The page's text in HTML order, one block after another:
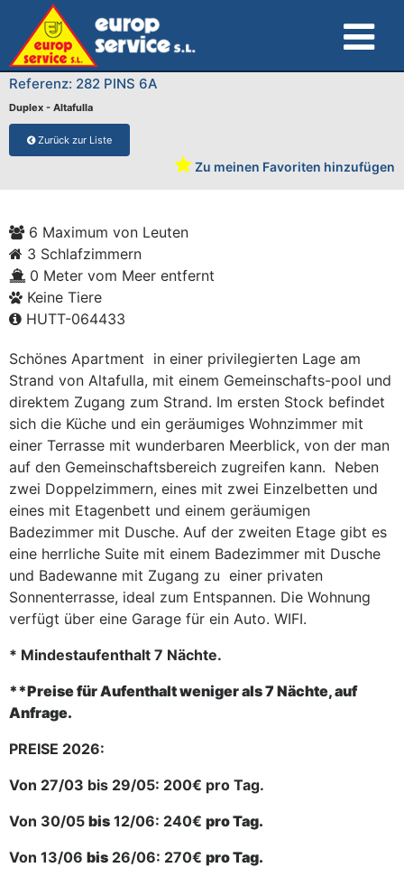
Referenz: 282 PINS 6A
Duplex - Altafulla
Zurück zur Liste
Zu meinen Favoriten hinzufügen
6 Maximum von Leuten
3 Schlafzimmern
0 Meter vom Meer entfernt
Keine Tiere
HUTT-064433
Schönes Apartment in einer privilegierten Lage am
Strand von Altafulla, mit einem Gemeinschafts-pool und
direktem Zugang zum Strand. Im ersten Stock befindet
sich die Küche und ein geräumiges Wohnzimmer mit
einer Terrasse mit wunderbaren Meerblick, von der man
auf den Gemeinschaftsbereich zugreifen kann. Neben
zwei Doppelzimmern, eines mit zwei Einzelbetten und
eines mit Etagenbett und einem geräumigen
Badezimmer mit Dusche. Auf der zweiten Etage gibt es
eine herrliche Suite mit einem Badezimmer mit Dusche
und Badewanne mit Zugang zu einer privaten
Sonnenterrasse, ideal zum Entspannen. Die Wohnung
verfügt über eine Garage für ein Auto. WIFI.
* Mindestaufenthalt 7 Nächte.
**Preise für Aufenthalt weniger als 7 Nächte, auf
Anfrage.
PREISE 2026:
Von 27/03 bis 29/05: 200€ pro Tag.
Von 30/05 bis 12/06: 240€ pro Tag.
Von 13/06 bis 26/06: 270€ pro Tag.